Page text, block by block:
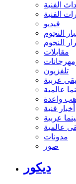
الفنية
الفنية
فيديو
النجوم
النجوم
مقابلات
تلفزيون
عربية
عالمية
واعدة
أخبار فنية
عربية
عالمية
مدونات
صور
ديكور